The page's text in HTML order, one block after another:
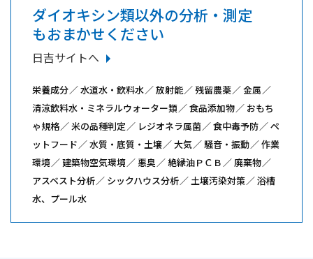
ダイオキシン類以外の分析・測定
もおまかせください
日吉サイトへ
栄養成分 水道水・飲料水 放射能 残留農薬
金属
清涼飲料水・ミネラルウォーター類
食品添加物
おもち
ゃ規格
米の品種判定 レジオネラ属菌 食中毒予防
ペ
ットフード
水質・底質・土壌 大気 騒音・振動
作業
環境
建築物空気環境 悪臭 絶縁油ＰＣＢ
廃棄物
アスベスト分析
シックハウス分析 土壌汚染対策
浴槽
水、プール水